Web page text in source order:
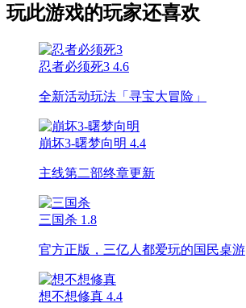
玩此游戏的玩家还喜欢
忍者必须死3 4.6
全新活动玩法「寻宝大冒险」
崩坏3-曙梦向明 4.4
主线第二部终章更新
三国杀 1.8
官方正版，三亿人都爱玩的国民桌游
想不想修真 4.4